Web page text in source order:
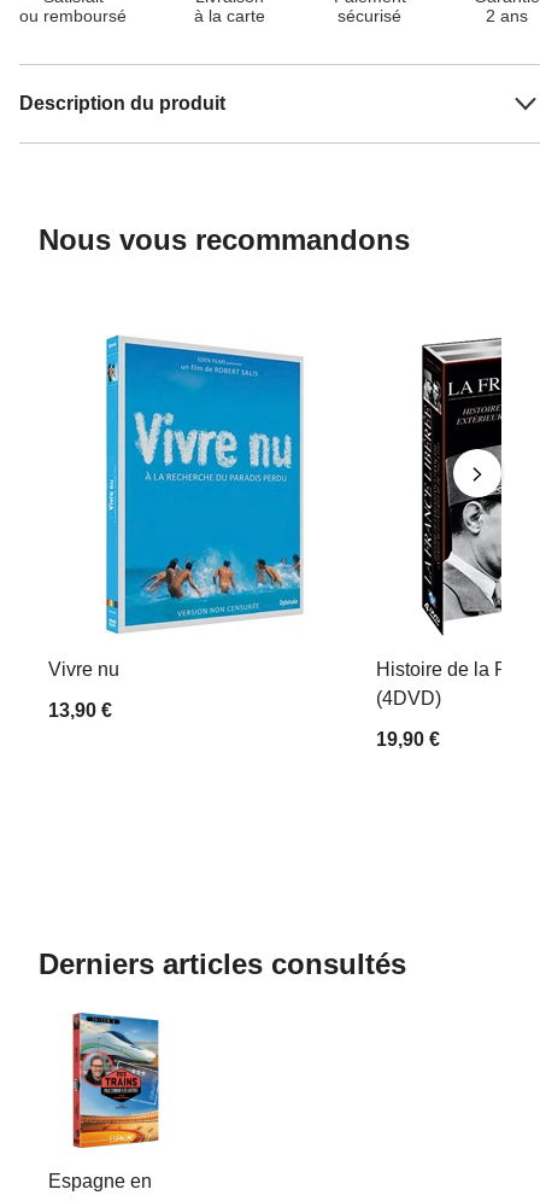
ou remboursé
à la carte
sécurisé
2 ans
Description du produit
Nous vous recommandons
Vivre nu
13,90 €
Histoire de la
(4DVD)
19,90 €
Derniers articles consultés
Espagne en